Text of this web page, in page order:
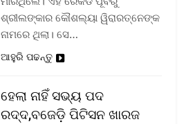
ଶ୍ରୀଲଙ୍କାର କୌଶଲ୍ୟା ୱିରାରତ୍ନେଙ୍କ
ନାମରେ ଥିଲା। ସେ…
ଆହୁରି ପଢନ୍ତୁ
ହେଲା ନାହିଁ ସଭ୍ୟ ପଦ
ରଦ୍ଦ,ବଜେଡ଼ି ପିଟିସନ ଖାରଜ